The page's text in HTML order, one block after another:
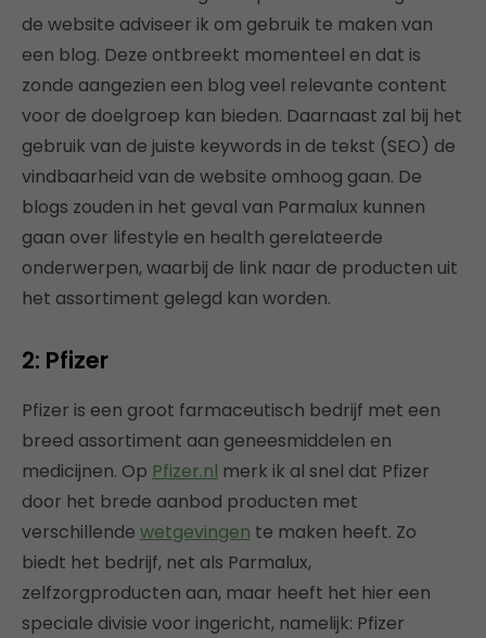
de website adviseer ik om gebruik te maken van
een blog. Deze ontbreekt momenteel en dat is
zonde aangezien een blog veel relevante content
voor de doelgroep kan bieden. Daarnaast zal bij het
gebruik van de juiste keywords in de tekst (SEO) de
vindbaarheid van de website omhoog gaan. De
blogs zouden in het geval van Parmalux kunnen
gaan over lifestyle en health gerelateerde
onderwerpen, waarbij de link naar de producten uit
het assortiment gelegd kan worden.
2: Pfizer
Pfizer is een groot farmaceutisch bedrijf met een
breed assortiment aan geneesmiddelen en
medicijnen. Op Pfizer.nl merk ik al snel dat Pfizer
door het brede aanbod producten met
verschillende wetgevingen te maken heeft. Zo
biedt het bedrijf, net als Parmalux,
zelfzorgproducten aan, maar heeft het hier een
speciale divisie voor ingericht, namelijk: Pfizer